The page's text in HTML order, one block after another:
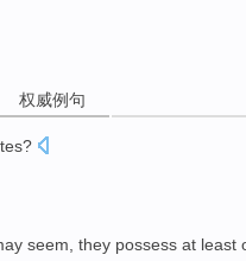
权威例句
?
seem they possess at least